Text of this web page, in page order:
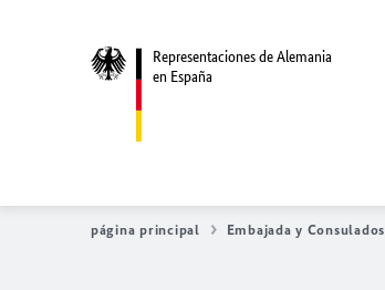
Representaciones de Alemania
en España
página principal Embajada y Consulados